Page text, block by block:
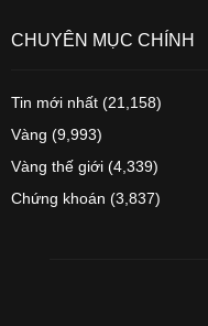
CHUYÊN MỤC CHÍNH
Tin mới nhất (21,158)
Vàng (9,993)
Vàng thế giới (4,339)
Chứng khoán (3,837)